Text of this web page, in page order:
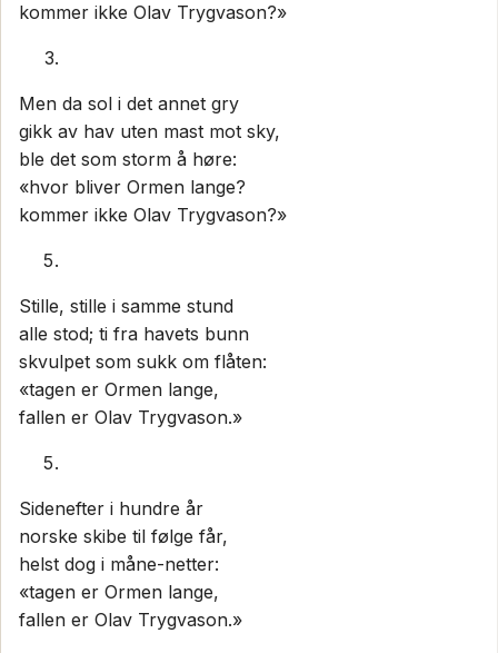
kommer ikke Olav Trygvason?»
Men da sol i det annet gry
gikk av hav uten mast mot sky,
ble det som storm å høre:
«hvor bliver Ormen lange?
kommer ikke Olav Trygvason?»
Stille, stille i samme stund
alle stod; ti fra havets bunn
skvulpet som sukk om flåten:
«tagen er Ormen lange,
fallen er Olav Trygvason.»
Sidenefter i hundre år
norske skibe til følge får,
helst dog i måne-netter:
«tagen er Ormen lange,
fallen er Olav Trygvason.»